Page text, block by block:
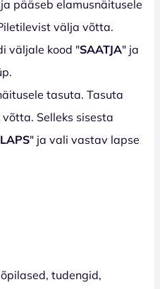
pääseb elamusnäitusele
välja võtta.
väljale kood "SAATJA" ja
tasuta. Tasuta
Selleks sisesta
LAPS" ja vali vastav lapse
tudengid,